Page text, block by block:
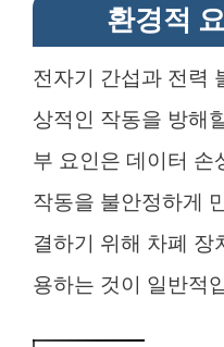
환경적
전자기 간섭과 전력
상적인 작동을 방해
부 요인은 데이터 손
작동을 불안정하게
결하기 위해 차폐 장
용하는 것이 일반적